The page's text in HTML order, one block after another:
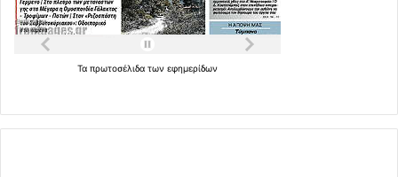
Τα πρωτοσέλιδα των εφημερίδων